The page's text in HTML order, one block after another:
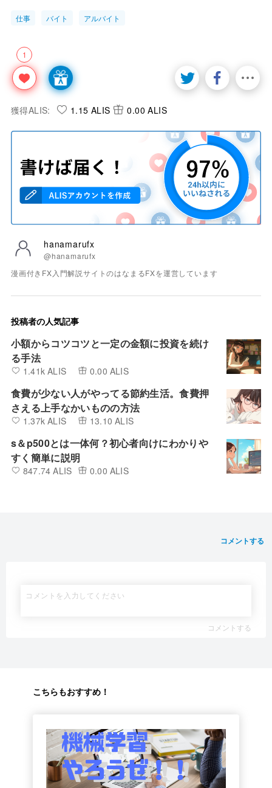
仕事 バイト アルバイト
1
獲得ALIS: 1.15 ALIS 0.00 ALIS
hanamarufx
@hanamarufx
漫画付きFX入門解説サイトのはなまるFXを運営しています
投稿者の人気記事
小額からコツコツと一定の金額に投資を続け
る手法
1.41k ALIS 0.00 ALIS
食費が少ない人がやってる節約生活。食費押
さえる上手なかいものの方法
1.37k ALIS 13.10 ALIS
s＆p500とは一体何？初心者向けにわかりや
すく簡単に説明
847.74 ALIS 0.00 ALIS
コメントする
コメントする
こちらもおすすめ！